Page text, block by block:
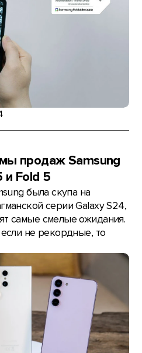
продаж Samsung
и Fold 5
была скупа на
серии Galaxy S24,
самые смелые ожидания.
не рекордные, то